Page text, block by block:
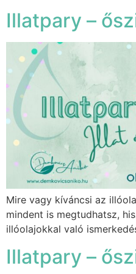
Illatpary –
Mire vagy kíváncsi az
mindent is megtudhatsz,
illóolajokkal való
Illatpary –